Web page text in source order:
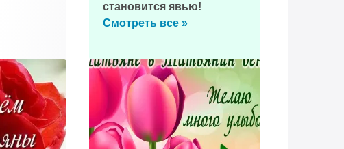
становится явью!
Смотреть все »